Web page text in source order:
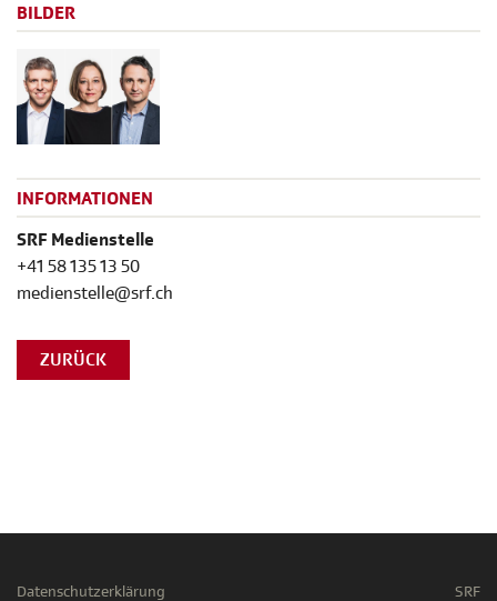
BILDER
INFORMATIONEN
SRF Medienstelle
+41 58 135 13 50
medienstelle@srf.ch
ZURÜCK
Datenschutzerklärung SRF